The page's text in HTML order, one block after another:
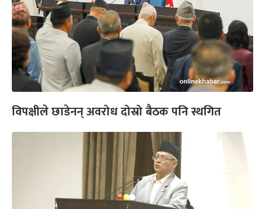
विपक्षीले छाडेनन् अवरोध दोस्रो बैठक पनि स्थगित